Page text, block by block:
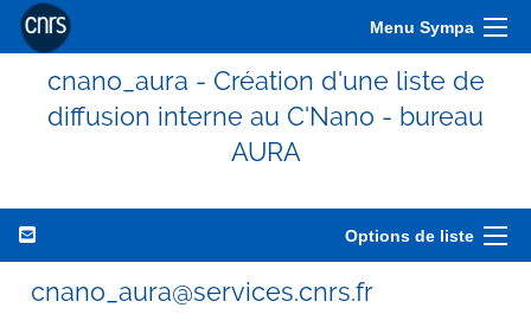
Menu Sympa
cnano_aura - Création d'une liste de
diffusion interne au C'Nano - bureau
AURA
Options de liste
cnano_aura@services.cnrs.fr